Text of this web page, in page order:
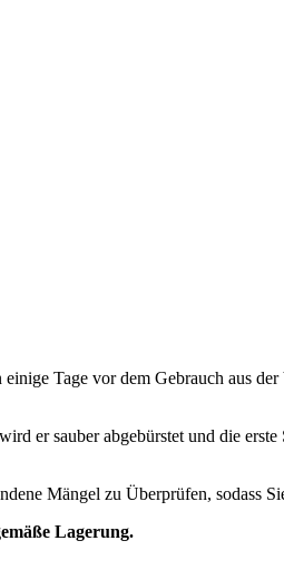
einige Tage vor dem Gebrauch aus
er sauber abgebürstet und die
Mängel zu Überprüfen, sodass
Lagerung.